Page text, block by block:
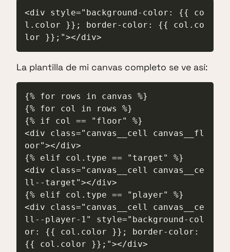
<div style="background-color: {{ co
l.color }}; border-color: {{ col.co
lor }};"></div>
La plantilla de mi canvas completo se ve así:
{% for rows in canvas %}
{% for col in rows %}
{% if col == "floor" %}
<div class="canvas__cell canvas__fl
oor"></div>
{% elif col.type == "target" %}
<div class="canvas__cell canvas__ce
ll--target"></div>
{% elif col.type == "player" %}
<div class="canvas__cell canvas__ce
ll--player-1" style="background-col
or: {{ col.color }}; border-color:
{{ col.color }};"></div>